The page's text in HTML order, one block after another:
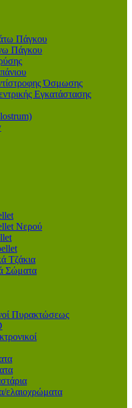
Πάγκου
Πάγκου
Όσμωσης
Εγκατάστασης
Νερού
Τζάκια
Σώματα
Πυρακτώσεως
ελαιοχρώματα